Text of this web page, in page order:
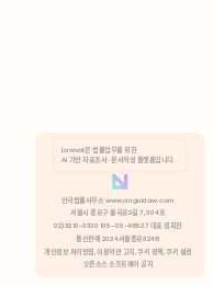
분석 쿠키 허용
Lawvot은 법률업무를 위한
AI 기반 자료조사 · 문서작성 플랫폼입니다.
안국법률사무소 www.anguklaw.com
서울시 종로구 율곡로2길 7, 304호
02)3210-3330 105-05-48527 대표 정희찬
통신판매 2024서울종로0248
개인정보 처리방침, 이용약관 고지, 쿠키 정책, 쿠키 설정
오픈소스 소프트웨어 공지